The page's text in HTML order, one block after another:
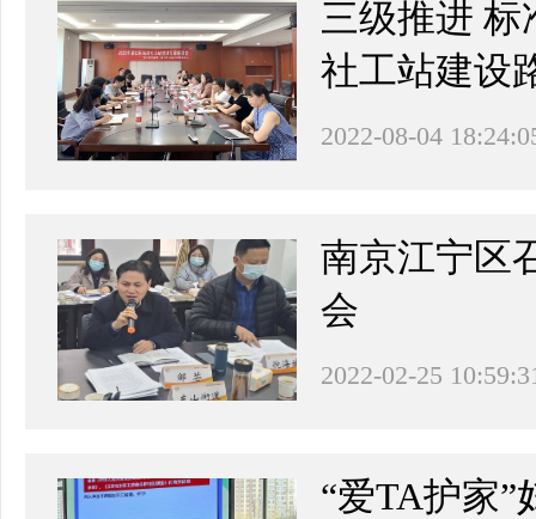
三级推进
社工站建设
2022-08-04
南京江宁区
会
2022-02-25
“爱TA护家